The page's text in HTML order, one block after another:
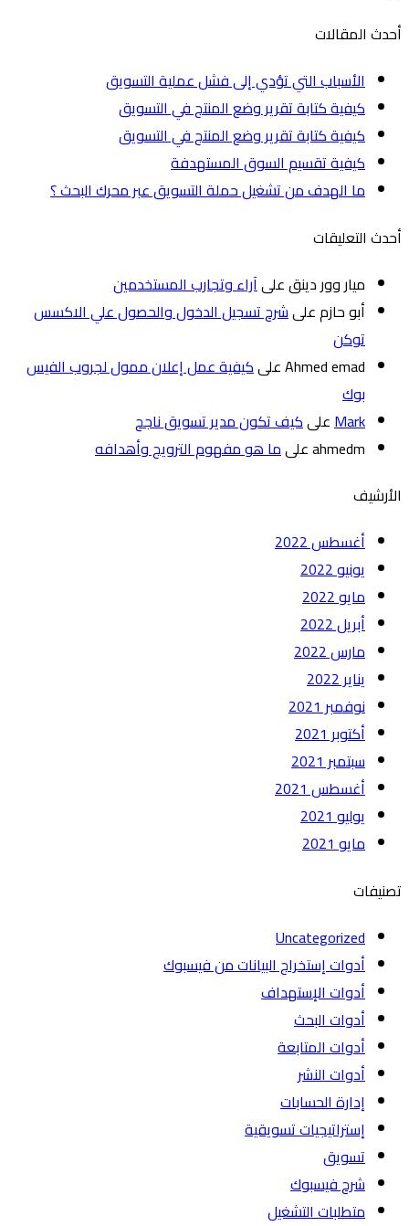
أحدث المقالات
الأسباب التي تؤدي إلى فشل عملية التسويق
كيفية كتابة تقرير وضع المنتج في التسويق
كيفية كتابة تقرير وضع المنتج في التسويق
كيفية تقسيم السوق المستهدفة
ما الهدف من تشغيل حملة التسويق عبر محرك البحث ؟
أحدث التعليقات
ميار وور دينقعلىآراء وتجارب المستخدمين
أبو حازمعلىشرح تسجيل الدخول والحصول علي الاكسس
توكن
Ahmed emadعلىكيفية عمل إعلان ممول لجروب الفيس
بوك
Markعلىكيف تكون مدير تسويق ناجح
ahmedmعلىما هو مفهوم الترويج وأهدافه
الأرشيف
أغسطس 2022
يونيو 2022
مايو 2022
أبريل 2022
مارس 2022
يناير 2022
نوفمبر 2021
أكتوبر 2021
سبتمبر 2021
أغسطس 2021
يوليو 2021
مايو 2021
تصنيفات
Uncategorized
أدوات إستخراج البيانات من فيسبوك
أدوات الإستهداف
أدوات البحث
أدوات المتابعة
أدوات النشر
إدارة الحسابات
إستراتيجيات تسويقية
تسويق
شرح فيسبوك
متطلبات التشغيل